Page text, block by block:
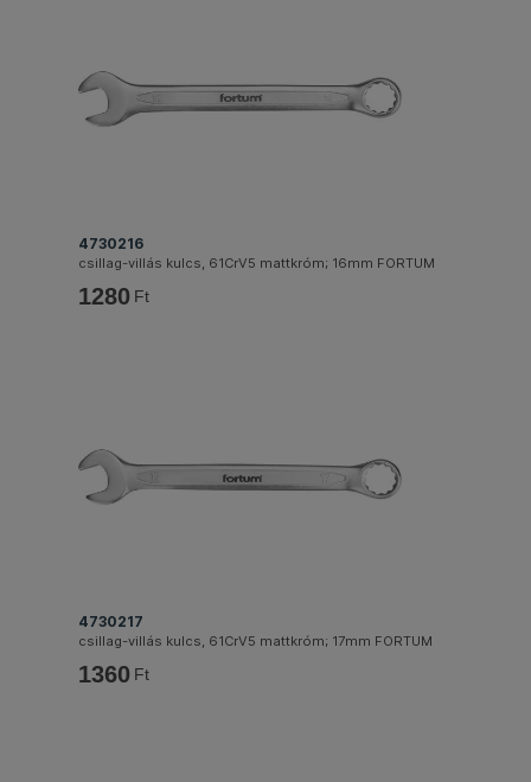
4730216
csillag-villás kulcs, 61CrV5 mattkróm; 16mm FORTUM
1280 Ft
4730217
csillag-villás kulcs, 61CrV5 mattkróm; 17mm FORTUM
1360 Ft